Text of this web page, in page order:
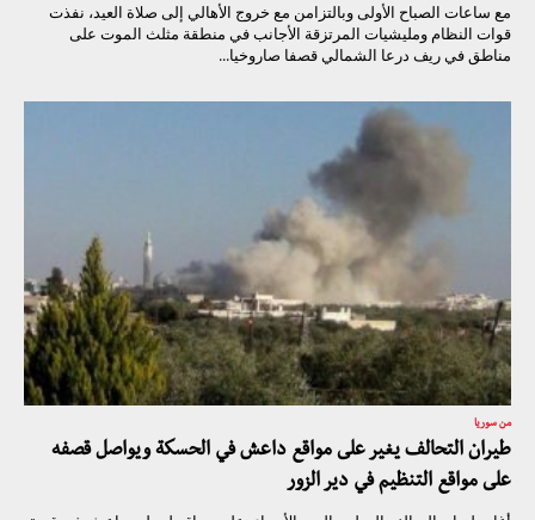
مع ساعات الصباح الأولى وبالتزامن مع خروج الأهالي إلى صلاة العيد، نفذت
قوات النظام ومليشيات المرتزقة الأجانب في منطقة مثلث الموت على
مناطق في ريف درعا الشمالي قصفا صاروخيا...
من سوريا
طيران التحالف يغير على مواقع داعش في الحسكة ويواصل قصفه
على مواقع التنظيم في دير الزور